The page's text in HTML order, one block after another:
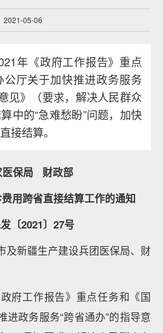
2021-05-06
年《政府工作报告》重点
厅关于加快推进政务服务
见》（要求，解决人民群众
中的“急难愁盼”问题，加快
接结算。
医保局 财政部
用跨省直接结算工作的通知
〔2021〕27号
及新疆生产建设兵团医保局、财
府工作报告》重点任务和《国
进政务服务“跨省通办”的指导意